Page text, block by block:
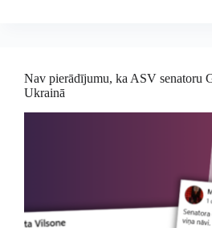
Nav pierādījumu, ka ASV senatoru
Ukrainā